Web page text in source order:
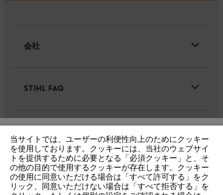
会社
STIHL FAQ
個人情報保護・サイトの利用 クッキー
IHR BROWSER WIRD NICHT
UNTERSTÜTZT
当サイトでは、ユーザーの利便性向上のためにクッキー
を使用しております。クッキーには、当社のウェブサイ
トを提供するために必要となる「必須クッキー」と、そ
の他の目的で使用するクッキーが存在します。クッキー
の使用に同意いただける場合は「すべて許可する」をク
リック、同意いただけない場合は「すべて拒否する」を